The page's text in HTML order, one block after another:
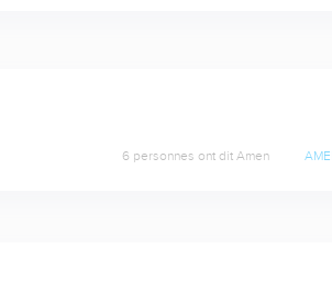
6 personnes ont dit Amen